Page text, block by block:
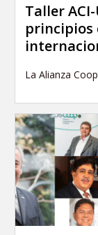
Taller
principios
La Alianza